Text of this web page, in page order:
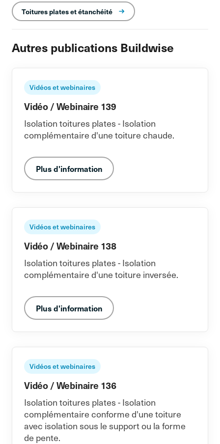
Toitures plates et étanchéité
Autres publications Buildwise
Vidéos et webinaires
Vidéo / Webinaire 139
Isolation toitures plates - Isolation
complémentaire d'une toiture chaude.
Plus d'information
Vidéos et webinaires
Vidéo / Webinaire 138
Isolation toitures plates - Isolation
complémentaire d'une toiture inversée.
Plus d'information
Vidéos et webinaires
Vidéo / Webinaire 136
Isolation toitures plates - Isolation
complémentaire conforme d'une toiture
avec isolation sous le support ou la forme
de pente.